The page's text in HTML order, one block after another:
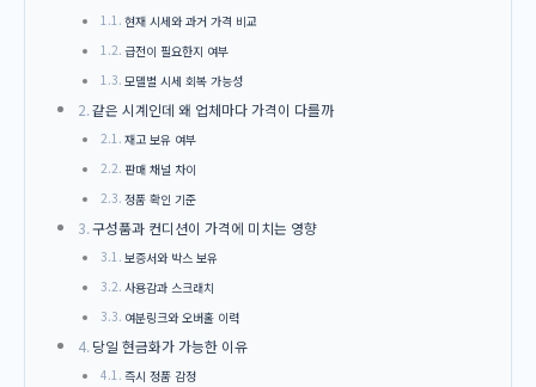
현재 시세와 과거 가격 비교
급전이 필요한지 여부
모델별 시세 회복 가능성
같은 시계인데 왜 업체마다 가격이 다를까
재고 보유 여부
판매 채널 차이
정품 확인 기준
구성품과 컨디션이 가격에 미치는 영향
보증서와 박스 보유
사용감과 스크래치
여분링크와 오버홀 이력
당일 현금화가 가능한 이유
즉시 정품 감정